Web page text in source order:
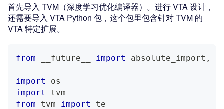
首先导入 TVM（深度学习优化编译器）。进行 VTA 设计，
还需要导入 VTA Python 包，这个包里包含针对 TVM 的
VTA 特定扩展。
from __future__ import absolute_import ,
import
os
import
tvm
from tvm import
te